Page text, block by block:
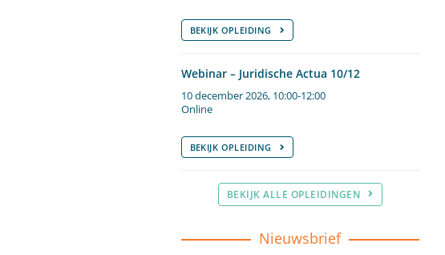
BEKIJK OPLEIDING
Webinar – Juridische Actua 10/12
10 december 2026, 10:00-12:00
Online
BEKIJK OPLEIDING
BEKIJK ALLE OPLEIDINGEN
Nieuwsbrief